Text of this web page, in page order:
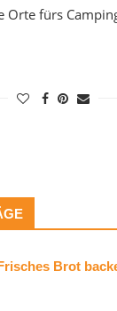
Orte fürs
Brot